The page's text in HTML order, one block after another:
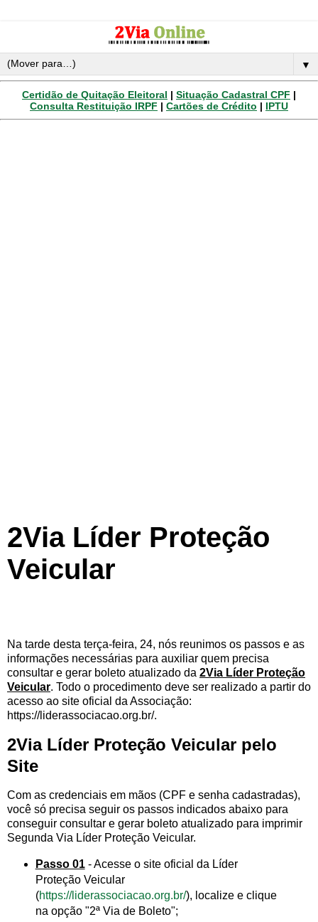
▼
Certidão de Quitação Eleitoral | Situação Cadastral CPF |
Consulta Restituição IRPF | Cartões de Crédito | IPTU
2Via Líder Proteção
Veicular
Na tarde desta terça-feira, 24, nós reunimos os passos e as
informações necessárias para auxiliar quem precisa
consultar e gerar boleto atualizado da 2Via Líder Proteção
Veicular. Todo o procedimento deve ser realizado a partir do
acesso ao site oficial da Associação:
https://liderassociacao.org.br/.
2Via Líder Proteção Veicular pelo
Site
Com as credenciais em mãos (CPF e senha cadastradas),
você só precisa seguir os passos indicados abaixo para
conseguir consultar e gerar boleto atualizado para imprimir
Segunda Via Líder Proteção Veicular.
Passo 01- Acesse o site oficial da Líder
Proteção Veicular
(https://liderassociacao.org.br/), localize e clique
na opção "2ª Via de Boleto";